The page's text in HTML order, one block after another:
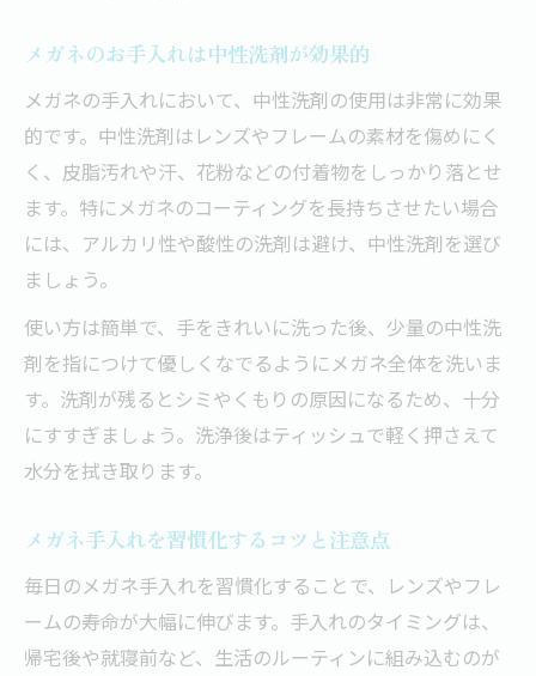
メガネのお手入れは中性洗剤が効果的
メガネの手入れにおいて、中性洗剤の使用は非常に効果
的です。中性洗剤はレンズやフレームの素材を傷めにく
く、皮脂汚れや汗、花粉などの付着物をしっかり落とせ
ます。特にメガネのコーティングを長持ちさせたい場合
には、アルカリ性や酸性の洗剤は避け、中性洗剤を選び
ましょう。
使い方は簡単で、手をきれいに洗った後、少量の中性洗
剤を指につけて優しくなでるようにメガネ全体を洗いま
す。洗剤が残るとシミやくもりの原因になるため、十分
にすすぎましょう。洗浄後はティッシュで軽く押さえて
水分を拭き取ります。
メガネ手入れを習慣化するコツと注意点
毎日のメガネ手入れを習慣化することで、レンズやフレ
ームの寿命が大幅に伸びます。手入れのタイミングは、
帰宅後や就寝前など、生活のルーティンに組み込むのが